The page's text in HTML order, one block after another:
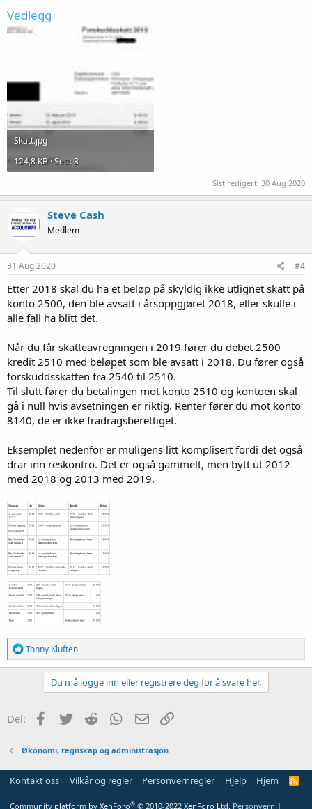
Vedlegg
Skatt.jpg
124,8 KB · Sett: 3
Sist redigert: 30 Aug 2020
Steve Cash
Medlem
31 Aug 2020 #4
Etter 2018 skal du ha et beløp på skyldig ikke utlignet skatt på
konto 2500, den ble avsatt i årsoppgjøret 2018, eller skulle i
alle fall ha blitt det.
Når du får skatteavregningen i 2019 fører du debet 2500
kredit 2510 med beløpet som ble avsatt i 2018. Du fører også
forskuddsskatten fra 2540 til 2510.
Til slutt fører du betalingen mot konto 2510 og kontoen skal
gå i null hvis avsetningen er riktig. Renter fører du mot konto
8140, de er ikke fradragsberettiget.
Eksemplet nedenfor er muligens litt komplisert fordi det også
drar inn reskontro. Det er også gammelt, men bytt ut 2012
med 2018 og 2013 med 2019.
R
e
a
r
Tonny Kluften
Du må logge inn eller registrere deg for å svare her.
Del: Facebook
Twitter Reddit WhatsApp
E-post
Økonomi, regnskap og administrasjon
Kontakt oss Vilkår og regler Personvernregler Hjelp Hjem
R
Community platform by XenForo® © 2010-2022 XenForo Ltd. Personvern |